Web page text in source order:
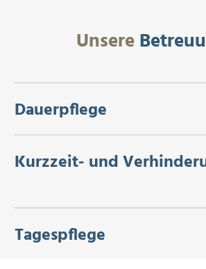
Unsere
Dauerpflege
Kurzzeit- und
Tagespflege